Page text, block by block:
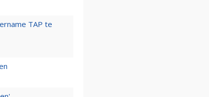
TAP te